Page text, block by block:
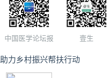
中国医学论坛报 壹生
助力乡村振兴帮扶行动